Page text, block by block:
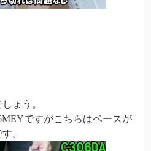
ょう。
ですがこちらはベースが
。